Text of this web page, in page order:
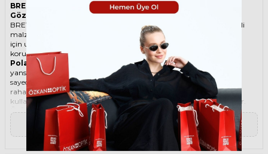
BRETT BIG MILES SUN C19 51 Polarize Yeşil Unisex Güneş
Gözlüğü
BRETT ikonik Oval Asetat-Titanyum güneş gözlüğü, tarzı ve kaliteli
malzemesi ile göz alıcı bir aksesuar. Hem erkekler hem de kadınlar
için uygun olan bu güneş gözlüğü, güneşin zararlı ışınlarından
korunmanızı sağlarken, stilinizi de yansıtır.
Polarize güneş gözlüğü
, güneş ışınlarının yatay yüzeylerden
yansımasını engelleyen özel bir filtre içeren bir gözlük türüdür. Bu
sayede, gözlerinizin parlama, yansıma, kamaşma gibi
rahatsızlıklardan korunmasını sağlar. Polarize güneş gözlüğü
kullanmak, hem görüş kalitenizi artırır hem de göz sağlığınızı korur.
Ürün Faydaları
• BRETT BIG MILES SUN C19 51 Polarize Yeşil Unisex güneş gözlüğü,
yüksek kaliteli Asetat-Titanyum çerçeveye ve Organik lense sahiptir.
Bu malzemeler, güneş gözlüğünüzün uzun ömürlü, dayanıklı ve
konforlu olmasını sağlar.
▼ Devamını Oku